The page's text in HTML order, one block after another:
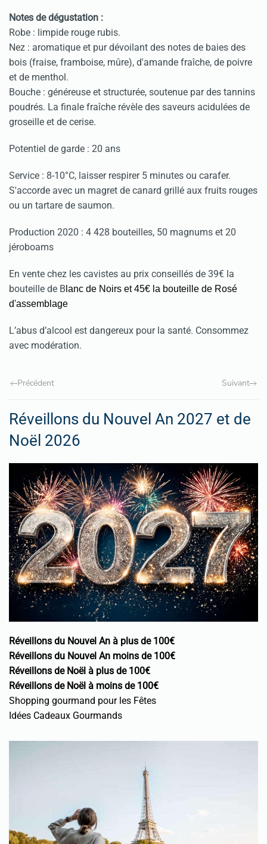
Notes de dégustation :
Robe : limpide rouge rubis.
Nez : aromatique et pur dévoilant des notes de baies des
bois (fraise, framboise, mûre), d'amande fraîche, de poivre
et de menthol.
Bouche : généreuse et structurée, soutenue par des tannins
poudrés. La finale fraîche révèle des saveurs acidulées de
groseille et de cerise.
Potentiel de garde : 20 ans
Service : 8-10°C, laisser respirer 5 minutes ou carafer.
S'accorde avec un magret de canard grillé aux fruits rouges
ou un tartare de saumon.
Production 2020 : 4 428 bouteilles, 50 magnums et 20
jéroboams
En vente chez les cavistes au prix conseillés de 39€ la
bouteille de B lanc de Noirs et 45€ la bouteille de Rosé
d'assemblage
L’abus d’alcool est dangereux pour la santé. Consommez
avec modération.
Précédent Suivant
Réveillons du Nouvel An 2027 et de
Noël 2026
Réveillons du Nouvel An à plus de 100€
Réveillons du Nouvel An moins de 100€
Réveillons de Noël à plus de 100€
Réveillons de Noël à moins de 100€
Shopping gourmand pour les Fêtes
Idées Cadeaux Gourmands